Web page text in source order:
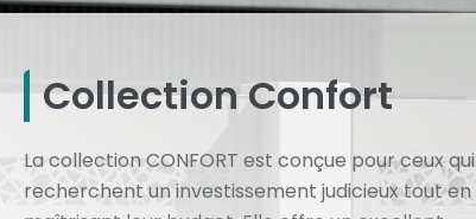
Collection Confort
La collection CONFORT est conçue pour ceux qui
recherchent un investissement judicieux tout en